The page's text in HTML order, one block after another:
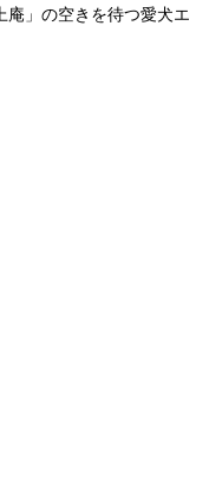
」の空きを待つ愛犬エ